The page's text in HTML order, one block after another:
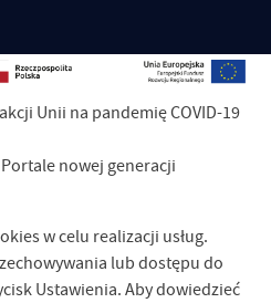
Unii na pandemię COVID-19
nowej generacji
w celu realizacji usług.
lub dostępu do
Ustawienia. Aby dowiedzieć